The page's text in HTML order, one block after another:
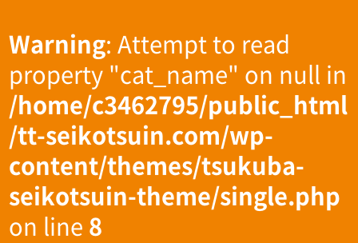
Warning: Attempt to read
property "cat_name" on null in
/home/c3462795/public_html
/tt-seikotsuin.com/wp-
content/themes/tsukuba-
seikotsuin-theme/single.php
on line 8